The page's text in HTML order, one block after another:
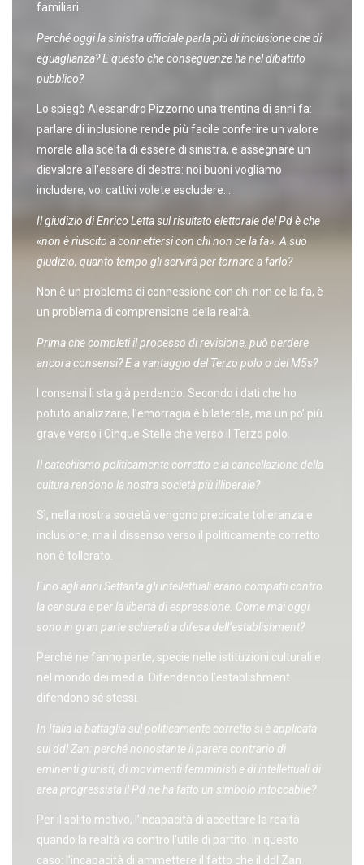
familiari.
Perché oggi la sinistra ufficiale parla più di inclusione che di
eguaglianza? E questo che conseguenze ha nel dibattito
pubblico?
Lo spiegò Alessandro Pizzorno una trentina di anni fa:
parlare di inclusione rende più facile conferire un valore
morale alla scelta di essere di sinistra, e assegnare un
disvalore all’essere di destra: noi buoni vogliamo
includere, voi cattivi volete escludere…
Il giudizio di Enrico Letta sul risultato elettorale del Pd è che
«non è riuscito a connettersi con chi non ce la fa». A suo
giudizio, quanto tempo gli servirà per tornare a farlo?
Non è un problema di connessione con chi non ce la fa, è
un problema di comprensione della realtà.
Prima che completi il processo di revisione, può perdere
ancora consensi? E a vantaggio del Terzo polo o del M5s?
I consensi li sta già perdendo. Secondo i dati che ho
potuto analizzare, l’emorragia è bilaterale, ma un po’ più
grave verso i Cinque Stelle che verso il Terzo polo.
Il catechismo politicamente corretto e la cancellazione della
cultura rendono la nostra società più illiberale?
Sì, nella nostra società vengono predicate tolleranza e
inclusione, ma il dissenso verso il politicamente corretto
non è tollerato.
Fino agli anni Settanta gli intellettuali erano compatti contro
la censura e per la libertà di espressione. Come mai oggi
sono in gran parte schierati a difesa dell’establishment?
Perché ne fanno parte, specie nelle istituzioni culturali e
nel mondo dei media. Difendendo l’establishment
difendono sé stessi.
In Italia la battaglia sul politicamente corretto si è applicata
sul ddl Zan: perché nonostante il parere contrario di
eminenti giuristi, di movimenti femministi e di intellettuali di
area progressista il Pd ne ha fatto un simbolo intoccabile?
Per il solito motivo, l’incapacità di accettare la realtà
quando la realtà va contro l’utile di partito. In questo
caso: l’incapacità di ammettere il fatto che il ddl Zan